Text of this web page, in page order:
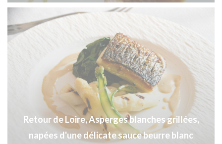
Retour de Loire, Asperges blanches grillées,
napées d'une délicate sauce beurre blanc